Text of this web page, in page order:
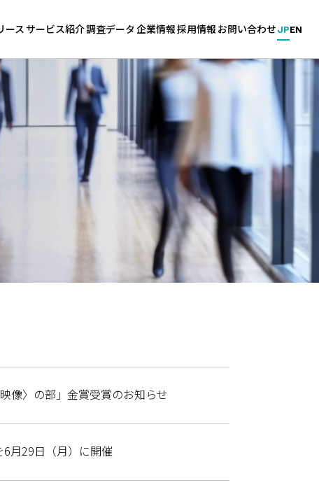
基本方針
ースサービス紹介
新卒・中途採用サービス
グローバル採用サービス
教育機関向けサービス
調査データ
企業調査
学生調査
大学調査
採用マーケットの分析
高校生のための進学調査
企業情報
会社概要
沿革
採用情報
採用情報（キャリタス／グル
お問い合わせJPEN
像〉の部」金賞受賞のお知らせ
6月29日（月）に開催